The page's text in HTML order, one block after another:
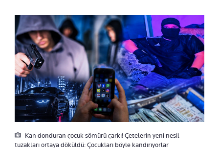
Kan donduran çocuk sömürü çarkı! Çetelerin yeni nesil
tuzakları ortaya döküldü: Çocukları böyle kandırıyorlar